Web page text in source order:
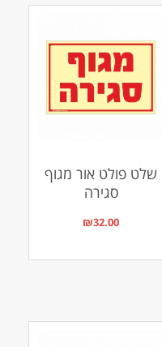
שלט פולט אור מגוף
סגירה
₪32.00